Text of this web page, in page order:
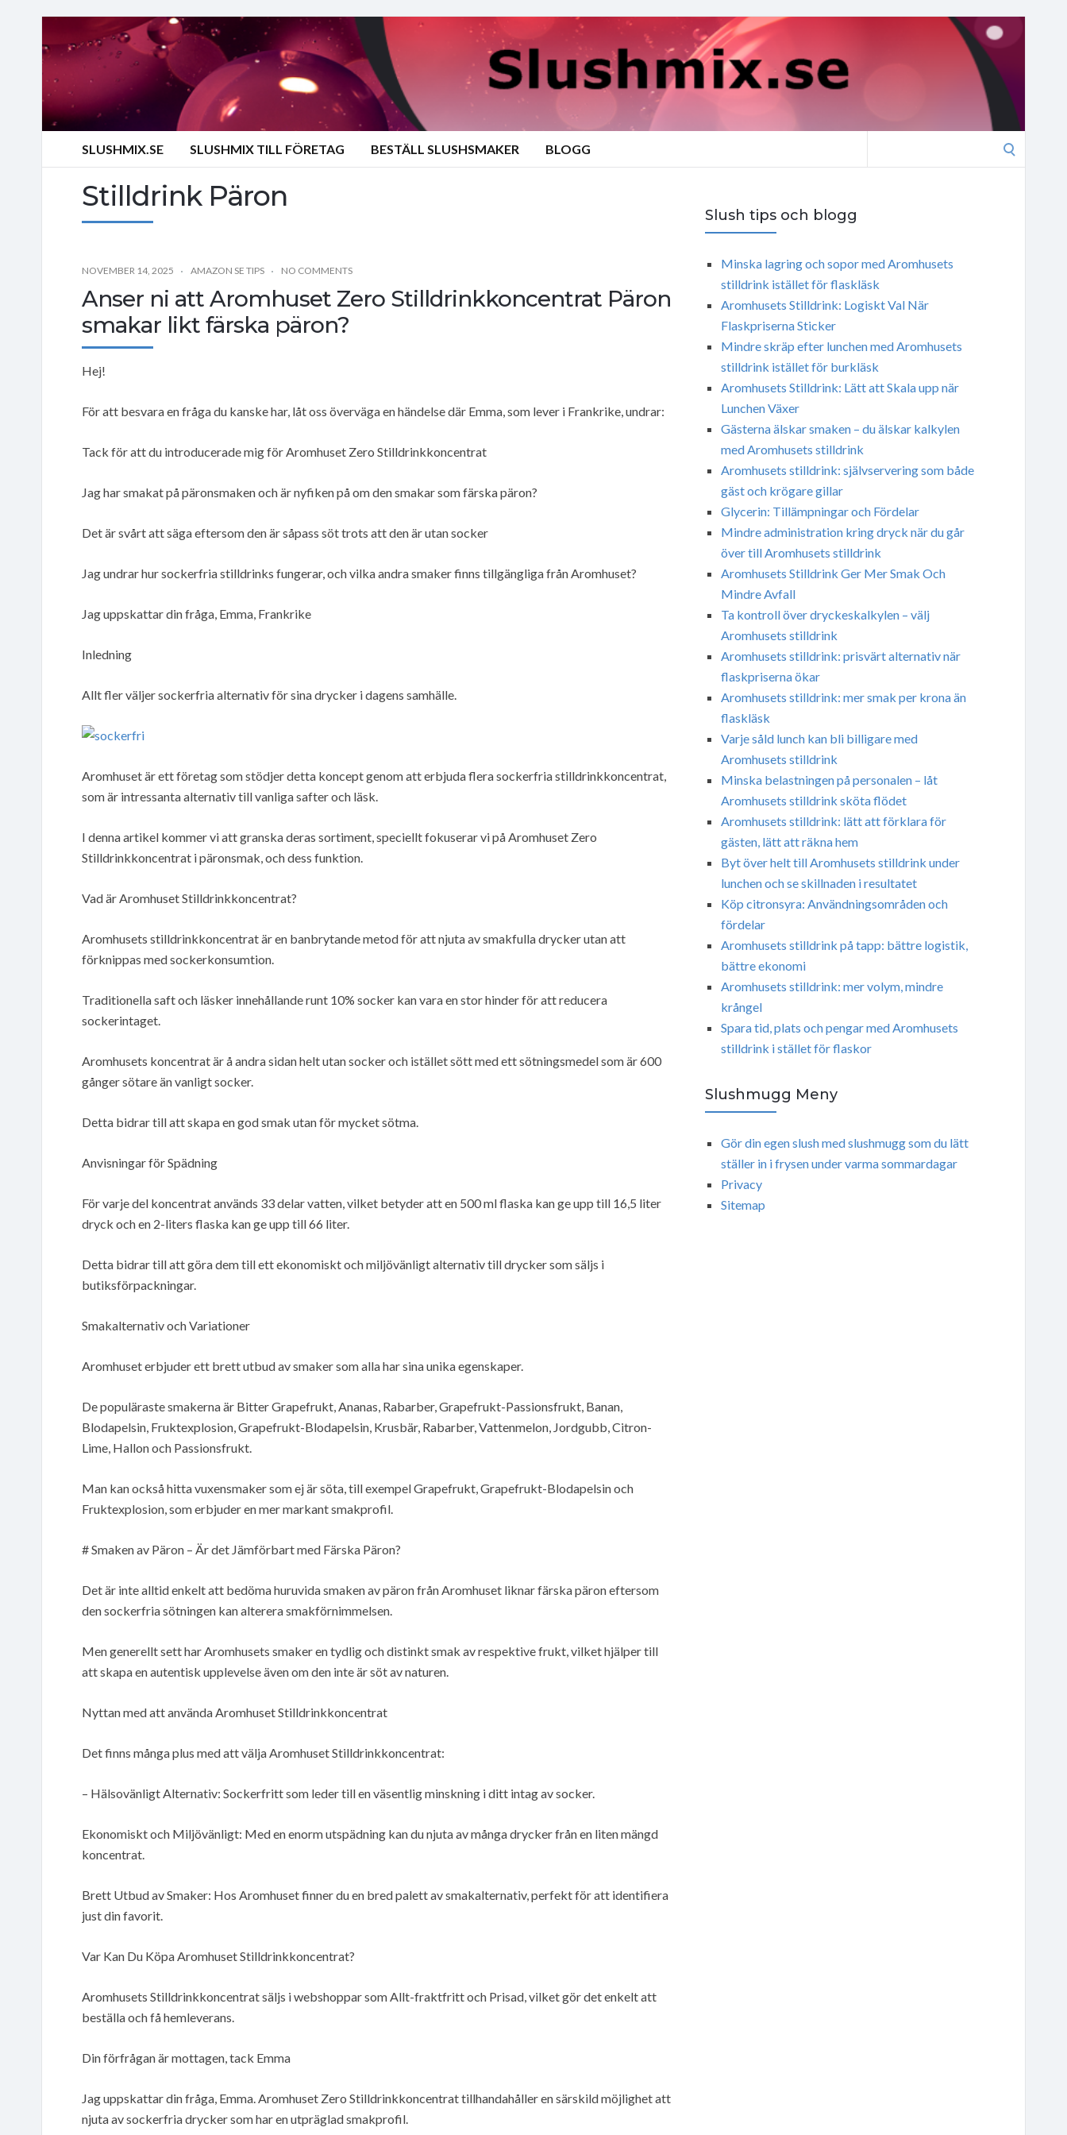
SLUSHMIX.SE SLUSHMIX TILL FÖRETAG BESTÄLL SLUSHSMAKER BLOGG
Stilldrink Päron
NOVEMBER 14, 2025 AMAZON SE TIPS NO COMMENTS
Anser ni att Aromhuset Zero Stilldrinkkoncentrat Päron
smakar likt färska päron?
Hej!
För att besvara en fråga du kanske har, låt oss överväga en händelse där Emma, som lever i Frankrike, undrar:
Tack för att du introducerade mig för Aromhuset Zero Stilldrinkkoncentrat
Jag har smakat på päronsmaken och är nyfiken på om den smakar som färska päron?
Det är svårt att säga eftersom den är såpass söt trots att den är utan socker
Jag undrar hur sockerfria stilldrinks fungerar, och vilka andra smaker finns tillgängliga från Aromhuset?
Jag uppskattar din fråga, Emma, Frankrike
Inledning
Allt fler väljer sockerfria alternativ för sina drycker i dagens samhälle.
Aromhuset är ett företag som stödjer detta koncept genom att erbjuda flera sockerfria stilldrinkkoncentrat,
som är intressanta alternativ till vanliga safter och läsk.
I denna artikel kommer vi att granska deras sortiment, speciellt fokuserar vi på Aromhuset Zero
Stilldrinkkoncentrat i päronsmak, och dess funktion.
Vad är Aromhuset Stilldrinkkoncentrat?
Aromhusets stilldrinkkoncentrat är en banbrytande metod för att njuta av smakfulla drycker utan att
förknippas med sockerkonsumtion.
Traditionella saft och läsker innehållande runt 10% socker kan vara en stor hinder för att reducera
sockerintaget.
Aromhusets koncentrat är å andra sidan helt utan socker och istället sött med ett sötningsmedel som är 600
gånger sötare än vanligt socker.
Detta bidrar till att skapa en god smak utan för mycket sötma.
Anvisningar för Spädning
För varje del koncentrat används 33 delar vatten, vilket betyder att en 500 ml flaska kan ge upp till 16,5 liter
dryck och en 2-liters flaska kan ge upp till 66 liter.
Detta bidrar till att göra dem till ett ekonomiskt och miljövänligt alternativ till drycker som säljs i
butiksförpackningar.
Smakalternativ och Variationer
Aromhuset erbjuder ett brett utbud av smaker som alla har sina unika egenskaper.
De populäraste smakerna är Bitter Grapefrukt, Ananas, Rabarber, Grapefrukt-Passionsfrukt, Banan,
Blodapelsin, Fruktexplosion, Grapefrukt-Blodapelsin, Krusbär, Rabarber, Vattenmelon, Jordgubb, Citron-
Lime, Hallon och Passionsfrukt.
Man kan också hitta vuxensmaker som ej är söta, till exempel Grapefrukt, Grapefrukt-Blodapelsin och
Fruktexplosion, som erbjuder en mer markant smakprofil.
# Smaken av Päron – Är det Jämförbart med Färska Päron?
Det är inte alltid enkelt att bedöma huruvida smaken av päron från Aromhuset liknar färska päron eftersom
den sockerfria sötningen kan alterera smakförnimmelsen.
Men generellt sett har Aromhusets smaker en tydlig och distinkt smak av respektive frukt, vilket hjälper till
att skapa en autentisk upplevelse även om den inte är söt av naturen.
Nyttan med att använda Aromhuset Stilldrinkkoncentrat
Det finns många plus med att välja Aromhuset Stilldrinkkoncentrat:
– Hälsovänligt Alternativ: Sockerfritt som leder till en väsentlig minskning i ditt intag av socker.
Ekonomiskt och Miljövänligt: Med en enorm utspädning kan du njuta av många drycker från en liten mängd
koncentrat.
Brett Utbud av Smaker: Hos Aromhuset finner du en bred palett av smakalternativ, perfekt för att identifiera
just din favorit.
Var Kan Du Köpa Aromhuset Stilldrinkkoncentrat?
Aromhusets Stilldrinkkoncentrat säljs i webshoppar som Allt-fraktfritt och Prisad, vilket gör det enkelt att
beställa och få hemleverans.
Din förfrågan är mottagen, tack Emma
Jag uppskattar din fråga, Emma. Aromhuset Zero Stilldrinkkoncentrat tillhandahåller en särskild möjlighet att
njuta av sockerfria drycker som har en utpräglad smakprofil.
Slush tips och blogg
Minska lagring och sopor med Aromhusets
stilldrink istället för flaskläsk
Aromhusets Stilldrink: Logiskt Val När
Flaskpriserna Sticker
Mindre skräp efter lunchen med Aromhusets
stilldrink istället för burkläsk
Aromhusets Stilldrink: Lätt att Skala upp när
Lunchen Växer
Gästerna älskar smaken – du älskar kalkylen
med Aromhusets stilldrink
Aromhusets stilldrink: självservering som både
gäst och krögare gillar
Glycerin: Tillämpningar och Fördelar
Mindre administration kring dryck när du går
över till Aromhusets stilldrink
Aromhusets Stilldrink Ger Mer Smak Och
Mindre Avfall
Ta kontroll över dryckeskalkylen – välj
Aromhusets stilldrink
Aromhusets stilldrink: prisvärt alternativ när
flaskpriserna ökar
Aromhusets stilldrink: mer smak per krona än
flaskläsk
Varje såld lunch kan bli billigare med
Aromhusets stilldrink
Minska belastningen på personalen – låt
Aromhusets stilldrink sköta flödet
Aromhusets stilldrink: lätt att förklara för
gästen, lätt att räkna hem
Byt över helt till Aromhusets stilldrink under
lunchen och se skillnaden i resultatet
Köp citronsyra: Användningsområden och
fördelar
Aromhusets stilldrink på tapp: bättre logistik,
bättre ekonomi
Aromhusets stilldrink: mer volym, mindre
krångel
Spara tid, plats och pengar med Aromhusets
stilldrink i stället för flaskor
Slushmugg Meny
Gör din egen slush med slushmugg som du lätt
ställer in i frysen under varma sommardagar
Privacy
Sitemap